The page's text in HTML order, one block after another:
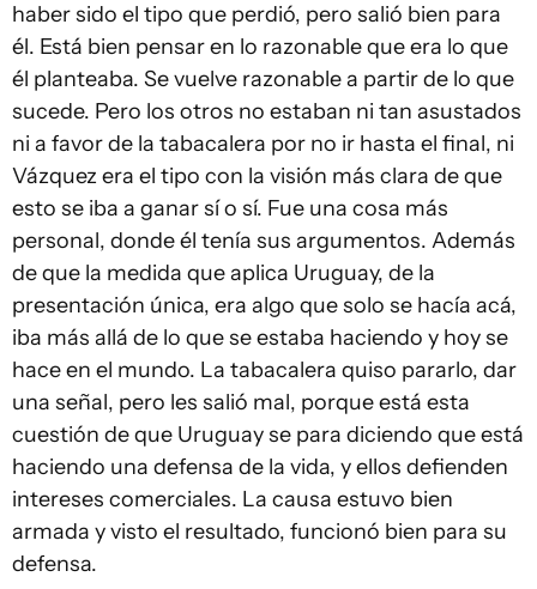
haber sido el tipo que perdió, pero salió bien para
él. Está bien pensar en lo razonable que era lo que
él planteaba. Se vuelve razonable a partir de lo que
sucede. Pero los otros no estaban ni tan asustados
ni a favor de la tabacalera por no ir hasta el final, ni
Vázquez era el tipo con la visión más clara de que
esto se iba a ganar sí o sí. Fue una cosa más
personal, donde él tenía sus argumentos. Además
de que la medida que aplica Uruguay, de la
presentación única, era algo que solo se hacía acá,
iba más allá de lo que se estaba haciendo y hoy se
hace en el mundo. La tabacalera quiso pararlo, dar
una señal, pero les salió mal, porque está esta
cuestión de que Uruguay se para diciendo que está
haciendo una defensa de la vida, y ellos defienden
intereses comerciales. La causa estuvo bien
armada y visto el resultado, funcionó bien para su
defensa.